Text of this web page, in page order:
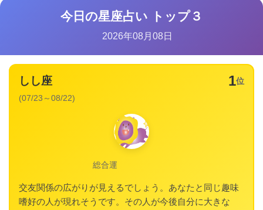
今日の星座占い トップ３
2026年08月08日
1位
しし座
(07/23～08/22)
総合運
交友関係の広がりが見えるでしょう。あなたと同じ趣味
嗜好の人が現れそうです。その人が今後自分に大きな